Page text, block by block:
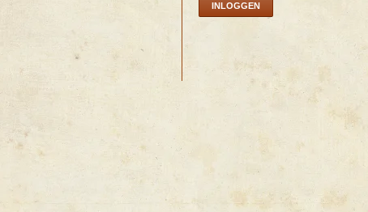
INLOGGEN